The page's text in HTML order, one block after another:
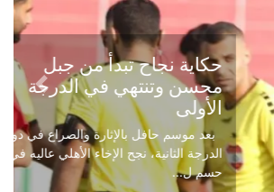
تبدأ من جبل
في الدرجة
حافل بالإثارة والصراع في دوري
نجح الإخاء الأهلي عاليه في
Next